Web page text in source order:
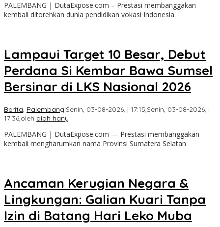
PALEMBANG | DutaExpose.com – Prestasi membanggakan
kembali ditorehkan dunia pendidikan vokasi Indonesia.
Lampaui Target 10 Besar, Debut
Perdana Si Kembar Bawa Sumsel
Bersinar di LKS Nasional 2026
Berita, Palembang|Senin, 03-08-2026, | 17:15,Senin, 03-08-2026, |
17:36,oleh diah hany
PALEMBANG | DutaExpose.com — Prestasi membanggakan
kembali mengharumkan nama Provinsi Sumatera Selatan
Ancaman Kerugian Negara &
Lingkungan: Galian Kuari Tanpa
Izin di Batang Hari Leko Muba